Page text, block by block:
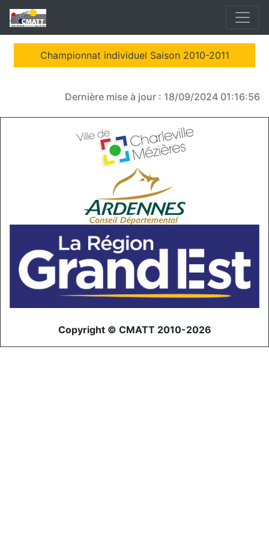
Championnat individuel Saison 2010-2011
Dernière mise à jour : 18/09/2024 01:16:56
Copyright © CMATT 2010-2026